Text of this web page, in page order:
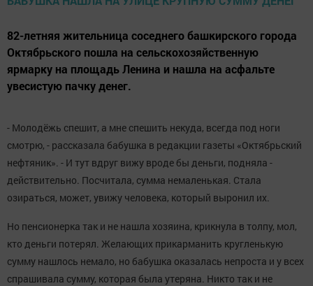
82-летняя жительница соседнего башкирского города
Октябрьского пошла на сельскохозяйственную
ярмарку на площадь Ленина и нашла на асфальте
увесистую пачку денег.
- Молодёжь спешит, а мне спешить некуда, всегда под ноги
смотрю, - рассказала бабушка в редакции газеты «Октябрьский
нефтяник». - И тут вдруг вижу вроде бы деньги, подняла -
действительно. Посчитала, сумма немаленькая. Стала
озираться, может, увижу человека, который выронил их.
Но пенсионерка так и не нашла хозяина, крикнула в толпу, мол,
кто деньги потерял. Желающих прикарманить кругленькую
сумму нашлось немало, но бабушка оказалась непроста и у всех
спрашивала сумму, которая была утеряна. Никто так и не